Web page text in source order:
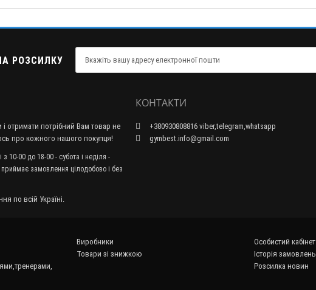
РОЗСИЛКУ
отримати потрібний Вам товар не
про кожного нашого покупця!
з 10-00 до 18-00 - субота і неділя -
замовлення цілодобово і без
по всій Україні.
КОНТАКТИ
+380930808816 viber,telegram,whatsapp
gymbest.info@gmail.com
Виробники
Товари зі знижкою
Особистий кабінет
Історія замовлень
Розсилка новин